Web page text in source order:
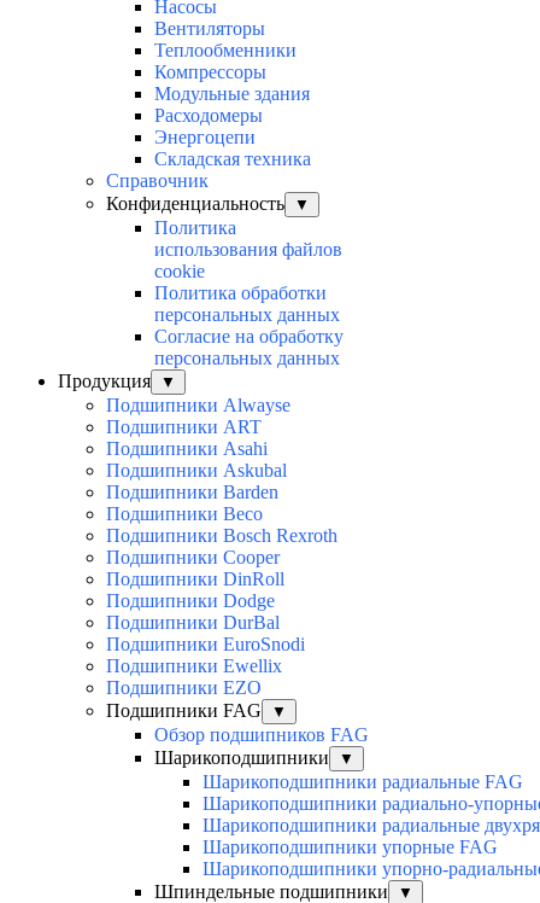
Насосы
Вентиляторы
Теплообменники
Компрессоры
Модульные здания
Расходомеры
Энергоцепи
Складская техника
Справочник
Конфиденциальность
▼
Политика
использования файлов
cookie
Политика обработки
персональных данных
Согласие на обработку
персональных данных
Продукция
▼
Подшипники Alwayse
Подшипники ART
Подшипники Asahi
Подшипники Askubal
Подшипники Barden
Подшипники Beco
Подшипники Bosch Rexroth
Подшипники Cooper
Подшипники DinRoll
Подшипники Dodge
Подшипники DurBal
Подшипники EuroSnodi
Подшипники Ewellix
Подшипники EZO
Подшипники FAG
▼
Обзор подшипников FAG
Шарикоподшипники
▼
Шарикоподшипники радиальные FAG
Шарикоподшипники радиально-
Шарикоподшипники радиальные
Шарикоподшипники упорные FAG
Шарикоподшипники упорно-
Шпиндельные подшипники
▼